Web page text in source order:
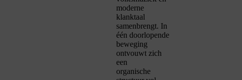
moderne
klanktaal
samenbrengt. In
één doorlopende
beweging
ontvouwt zich
een
organische